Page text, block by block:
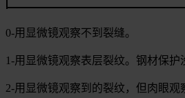
0-用显微镜观察不到裂缝。
1-用显微镜观察表层裂纹。钢材保护
2-用显微镜观察到的裂纹，但肉眼